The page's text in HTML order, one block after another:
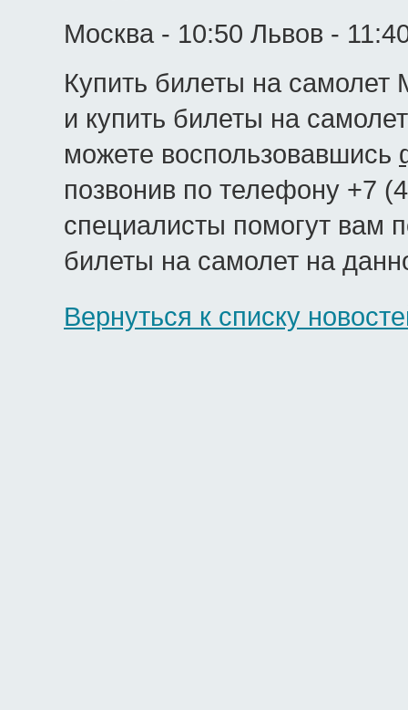
Москва - 10:50 Львов -
Купить билеты на самолет
и купить билеты на
можете воспользовавшись
позвонив по телефону +7
специалисты помогут вам
билеты на самолет на
Вернуться к списку